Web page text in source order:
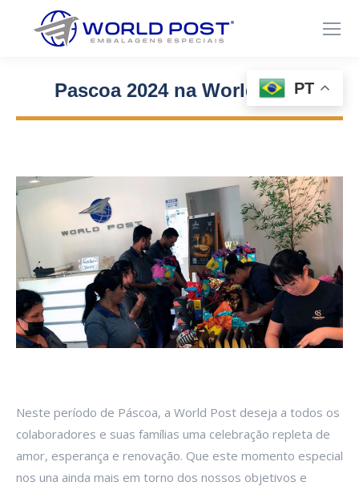
Pascoa 2024 na World Post
Você está aqui:
Neste período de Páscoa, a World Post deseja a todos os
colaboradores e suas famílias uma celebração repleta de
amor, esperança e renovação. Que este momento especial
nos una ainda mais em torno dos nossos objetivos e
PT